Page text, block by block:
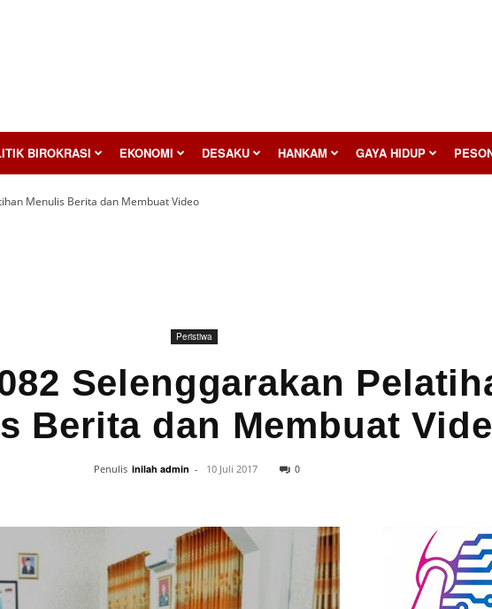
BIROKRASI EKONOMI DESAKU HANKAM GAYA HIDUP
Menulis Berita dan Membuat Video
Peristiwa
Selenggarakan
Berita dan Membuat
Penulis inilah admin - 10 Juli 2017 0